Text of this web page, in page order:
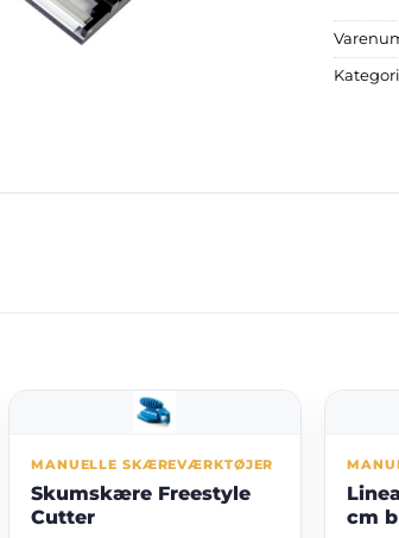
MANUELLE SKÆREVÆRKTØJER
Skumskære Freestyle
Cutter
cm